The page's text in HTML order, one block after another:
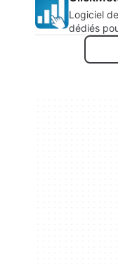
Logiciel
dédiés